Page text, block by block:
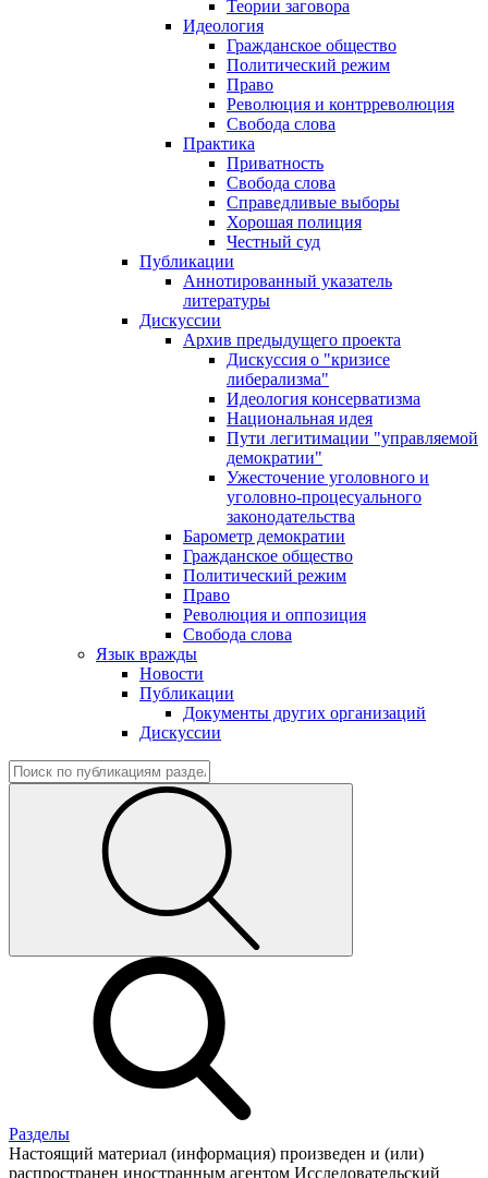
Теории заговора
Идеология
Гражданское общество
Политический режим
Право
Революция и контрреволюция
Свобода слова
Практика
Приватность
Свобода слова
Справедливые выборы
Хорошая полиция
Честный суд
Публикации
Аннотированный указатель
литературы
Дискуссии
Архив предыдущего проекта
Дискуссия о "кризисе
либерализма"
Идеология консерватизма
Национальная идея
Пути легитимации "управляемой
демократии"
Ужесточение уголовного и
уголовно-процесуального
законодательства
Барометр демократии
Гражданское общество
Политический режим
Право
Революция и оппозиция
Свобода слова
Язык вражды
Новости
Публикации
Документы других организаций
Дискуссии
Разделы
Настоящий материал (информация) произведен и (или)
распространен иностранным агентом Исследовательский